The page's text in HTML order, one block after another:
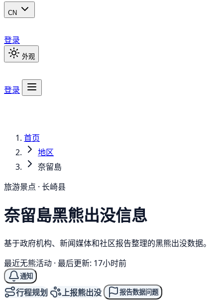
CN
登录
外观
登录
首页
地区
奈留島
旅游景点 · 长崎县
奈留島黑熊出没信息
基于政府机构、新闻媒体和社区报告整理的黑熊出没数据。
最近无熊活动 · 最后更新: 17小时前
通知
行程规划 上报熊出没 报告数据问题